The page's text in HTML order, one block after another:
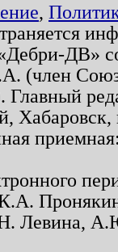
,
ДВ»
(член
Главный
К.А.
Левина,